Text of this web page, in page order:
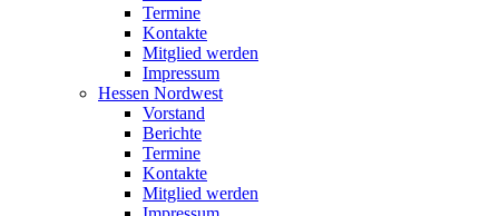
Termine
Kontakte
Mitglied werden
Impressum
Hessen Nordwest
Vorstand
Berichte
Termine
Kontakte
Mitglied werden